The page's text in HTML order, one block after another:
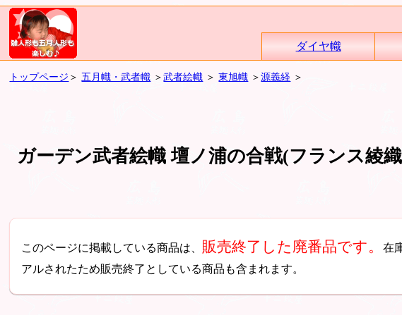
ダイヤ幟
トップページ ＞五月幟・武者幟 ＞武者絵幟 ＞東旭幟 ＞源義経 ＞
ガーデン武者絵幟 壇ノ浦の合戦(フランス綾
このページに掲載している商品は、 販売終了した廃番品です。在
アルされたため販売終了としている商品も含まれます。